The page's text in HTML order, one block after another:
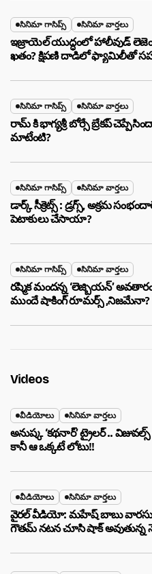
సినిమా గాసిప్స్ సినిమా వార్తలు
ఇజ్రాయెల్ యుద్ధంలో హాలీవుడ్
ఖతం? క్షిపణి దాడిలో ఫ్యామిలీతో
సినిమా గాసిప్స్ సినిమా వార్తలు
రామ్ కి భాగ్యశ్రీ బోర్సే బ్రేకప్
మాటేంటి?
సినిమా గాసిప్స్ సినిమా వార్తలు
డార్క్ సీక్రెట్స్ : డ్రగ్స్, అక్రమ
పెటాకులు చేసాయా?
సినిమా గాసిప్స్ సినిమా వార్తలు
రష్మిక మందన్న ‘లెజ్బియన్’
ముందే షాకింగ్ రూమర్స్ ,నిజమేనా?
Videos
వీడియోలు సినిమా వార్తలు
అనుష్క ‘కథనార్’ ట్రైలర్ ..
కానీ ఆ ఒక్కటే లోటు!!
వీడియోలు సినిమా వార్తలు
వైరల్ వీడియో: మహేష్ బాబు
గౌతమ్ నటన చూసి షాక్ అవుతున్న